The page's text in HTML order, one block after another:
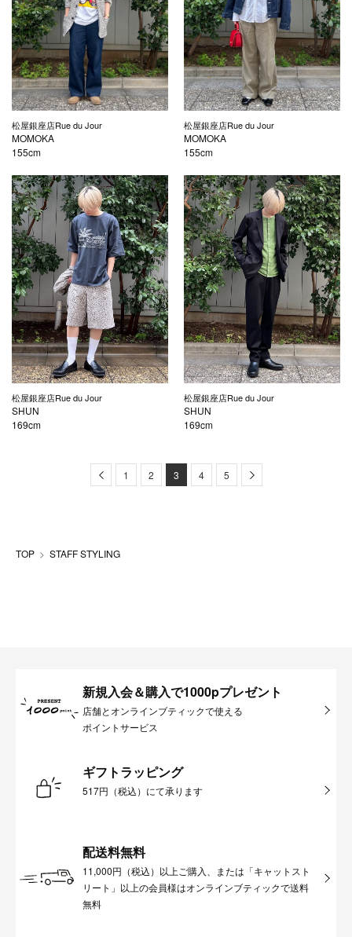
松屋銀座店Rue du Jour
MOMOKA
155cm
松屋銀座店Rue du Jour
MOMOKA
155cm
松屋銀座店Rue du Jour
SHUN
169cm
松屋銀座店Rue du Jour
SHUN
169cm
Previous
1 2 3 4 5 Next
TOP STAFF STYLING
新規入会＆購入で1000pプレゼント
店舗とオンラインブティックで使える
ポイントサービス
ギフトラッピング
517円（税込）にて承ります
配送料無料
11,000円（税込）以上ご購入、または「キャットスト
リート」以上の会員様はオンラインブティックで送料
無料